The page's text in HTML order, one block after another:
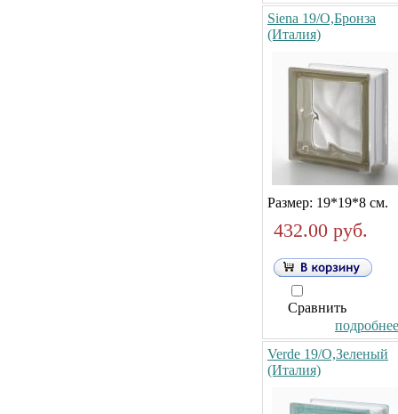
Siena 19/O,Бронза
(Италия)
Размер: 19*19*8 см.
432.00 руб.
Сравнить
Verde 19/O,Зеленый
(Италия)